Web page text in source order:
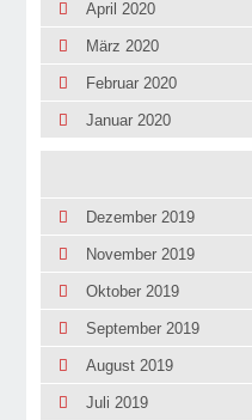
April 2020
März 2020
Februar 2020
Januar 2020
Dezember 2019
November 2019
Oktober 2019
September 2019
August 2019
Juli 2019